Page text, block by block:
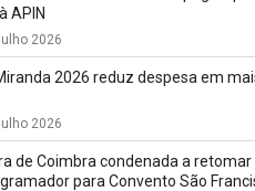
APIN
2026
2026 reduz despesa em
2026
de Coimbra condenada a retomar
para Convento São